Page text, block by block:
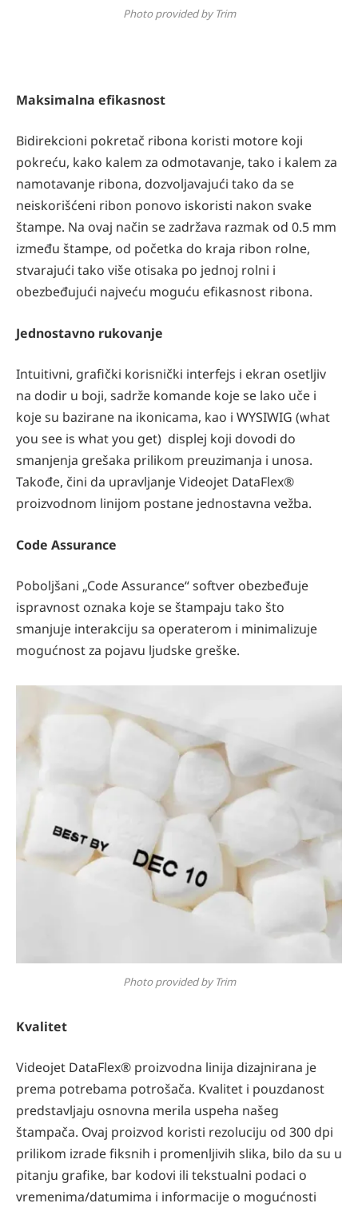
Photo provided by Trim
Maksimalna efikasnost
Bidirekcioni pokretač ribona koristi motore koji
pokreću, kako kalem za odmotavanje, tako i kalem za
namotavanje ribona, dozvoljavajući tako da se
neiskorišćeni ribon ponovo iskoristi nakon svake
štampe. Na ovaj način se zadržava razmak od 0.5 mm
između štampe, od početka do kraja ribon rolne,
stvarajući tako više otisaka po jednoj rolni i
obezbeđujući najveću moguću efikasnost ribona.
Jednostavno rukovanje
Intuitivni, grafički korisnički interfejs i ekran osetljiv
na dodir u boji, sadrže komande koje se lako uče i
koje su bazirane na ikonicama, kao i WYSIWIG (what
you see is what you get) displej koji dovodi do
smanjenja grešaka prilikom preuzimanja i unosa.
Takođe, čini da upravljanje Videojet DataFlex®
proizvodnom linijom postane jednostavna vežba.
Code Assurance
Poboljšani „Code Assurance“ softver obezbeđuje
ispravnost oznaka koje se štampaju tako što
smanjuje interakciju sa operaterom i minimalizuje
mogućnost za pojavu ljudske greške.
Photo provided by Trim
Kvalitet
Videojet DataFlex® proizvodna linija dizajnirana je
prema potrebama potrošača. Kvalitet i pouzdanost
predstavljaju osnovna merila uspeha našeg
štampača. Ovaj proizvod koristi rezoluciju od 300 dpi
prilikom izrade fiksnih i promenljivih slika, bilo da su u
pitanju grafike, bar kodovi ili tekstualni podaci o
vremenima/datumima i informacije o mogućnosti